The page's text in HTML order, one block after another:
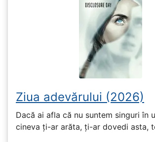
Ziua adevărului (2026)
Dacă ai afla că nu suntem singuri în
cineva ți-ar arăta, ți-ar dovedi asta,